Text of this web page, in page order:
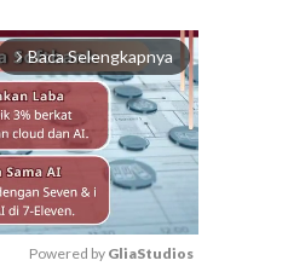
arrow_forward_ios Baca Selengkapnya
Powered by GliaStudios